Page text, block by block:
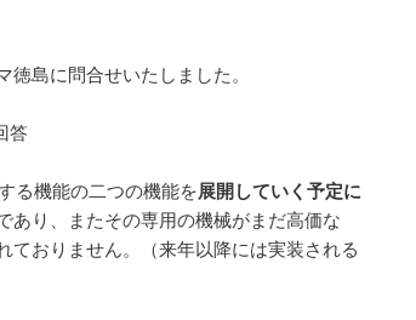
島に問合せいたしました。
答
る機能の二つの機能を展開していく予定に
あり、またその専用の機械がまだ高価な
おりません。（来年以降には実装される